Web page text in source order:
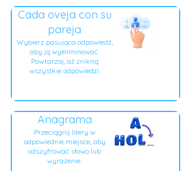
Cada oveja con su
pareja
Wybierz pasująca odpowiedź,
aby ją wyeliminować.
Powtarzaj, aż znikną
wszystkie odpowiedzi.
Anagrama
Przeciągnij litery w
odpowiednie miejsce, aby
odszyfrować słowo lub
wyrażenie.